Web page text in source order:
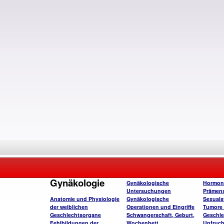
Gynäkologie
Anatomie und Physiologie
der weiblichen
Geschlechtsorgane
Gynäkologische
Untersuchungen
Gynäkologische
Operationen und Eingriffe
Schwangerschaft, Geburt,